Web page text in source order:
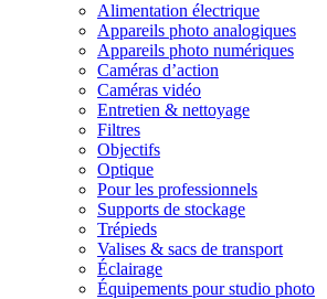
Alimentation électrique
Appareils photo analogiques
Appareils photo numériques
Caméras d’action
Caméras vidéo
Entretien & nettoyage
Filtres
Objectifs
Optique
Pour les professionnels
Supports de stockage
Trépieds
Valises & sacs de transport
Éclairage
Équipements pour studio photo